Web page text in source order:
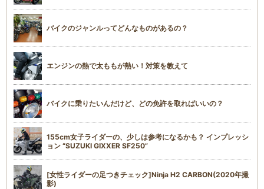
バイクのジャンルってどんなものがあるの？
エンジンの熱で太ももが熱い！対策を教えて
バイクに乗りたいんだけど、どの免許を取ればいいの？
155cm女子ライダーの、少しは参考になるかも？ インプレッシ
ョン “SUZUKI GIXXER SF250”
[女性ライダーの足つきチェック]Ninja H2 CARBON(2020年撮
影)